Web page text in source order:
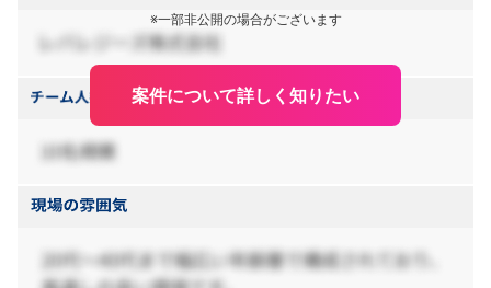
※一部非公開の場合がございます
案件について詳しく知りたい